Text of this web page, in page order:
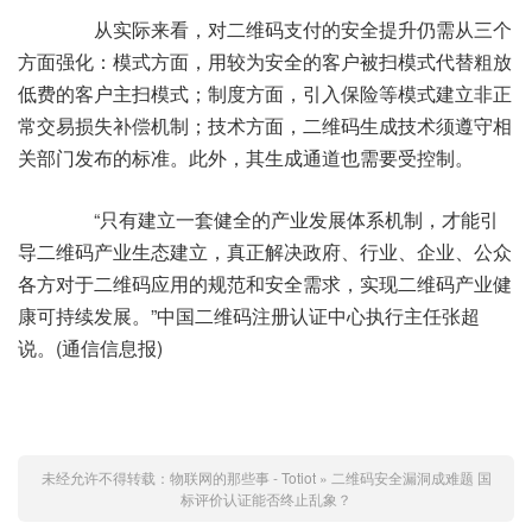
从实际来看，对二维码支付的安全提升仍需从三个
方面强化：模式方面，用较为安全的客户被扫模式代替粗放
低费的客户主扫模式；制度方面，引入保险等模式建立非正
常交易损失补偿机制；技术方面，二维码生成技术须遵守相
关部门发布的标准。此外，其生成通道也需要受控制。
“只有建立一套健全的产业发展体系机制，才能引
导二维码产业生态建立，真正解决政府、行业、企业、公众
各方对于二维码应用的规范和安全需求，实现二维码产业健
康可持续发展。”中国二维码注册认证中心执行主任张超
说。(通信信息报)
未经允许不得转载： 物联网的那些事 - Totiot» 二维码安全漏洞成难题 国
标评价认证能否终止乱象？